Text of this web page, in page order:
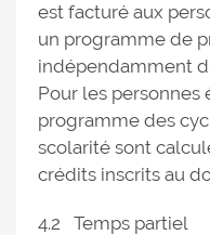
est facturé aux
un programme de
indépendamment
Pour les personnes
programme des
scolarité sont
crédits inscrits au
4.2 Temps partiel